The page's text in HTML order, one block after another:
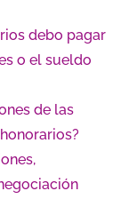
debo pagar
o el sueldo
de las